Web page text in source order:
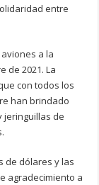
entre
a la
de 2021. La
con todos los
han brindado
jeringuillas de
de dólares y las
agradecimiento a